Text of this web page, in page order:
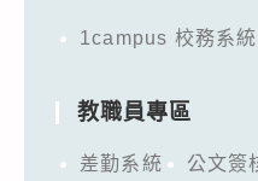
1campus 校務系統
教職員專區
差勤系統 公文簽